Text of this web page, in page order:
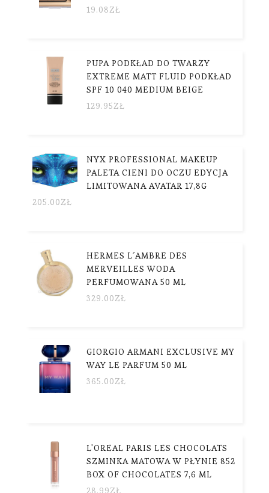
19.08ZŁ
PUPA PODKŁAD DO TWARZY
EXTREME MATT FLUID PODKŁAD
SPF 10 040 MEDIUM BEIGE
129.95ZŁ
NYX PROFESSIONAL MAKEUP
PALETA CIENI DO OCZU EDYCJA
LIMITOWANA AVATAR 17,8G
205.00ZŁ
HERMES L´AMBRE DES
MERVEILLES WODA
PERFUMOWANA 50 ML
329.00ZŁ
GIORGIO ARMANI EXCLUSIVE MY
WAY LE PARFUM 50 ML
365.00ZŁ
L'OREAL PARIS LES CHOCOLATS
SZMINKA MATOWA W PŁYNIE 852
BOX OF CHOCOLATES 7,6 ML
28.99ZŁ